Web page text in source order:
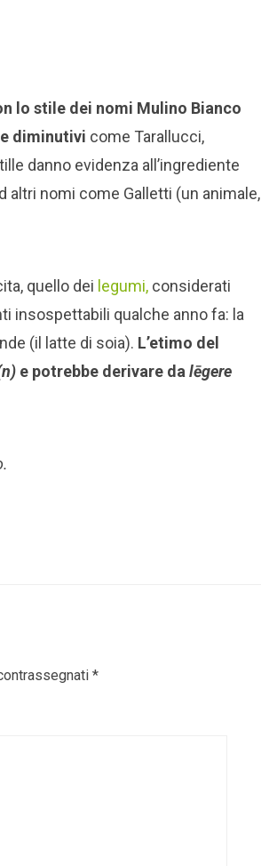
lo stile dei nomi Mulino Bianco
diminutivi come Tarallucci,
danno evidenza all’ingrediente
nomi come Galletti (un animale,
quello dei legumi, considerati
insospettabili qualche anno fa: la
(il latte di soia). L’etimo del
e potrebbe derivare da lēgere
*